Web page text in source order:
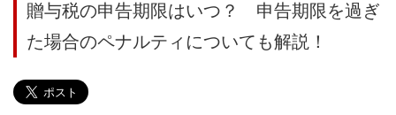
贈与税の申告期限はいつ？ 申告期限を過ぎ
た場合のペナルティについても解説！